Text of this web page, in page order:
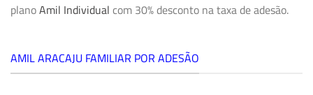
planoAmil Individual com 30% desconto na taxa de adesão.
AMIL ARACAJU FAMILIAR POR ADESÃO